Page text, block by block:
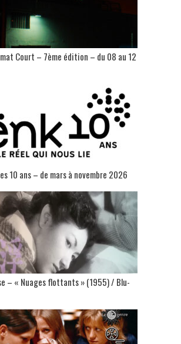
Court – 7ème édition – du 08 au 12
10 ans – de mars à novembre 2026
– « Nuages flottants » (1955) / Blu-